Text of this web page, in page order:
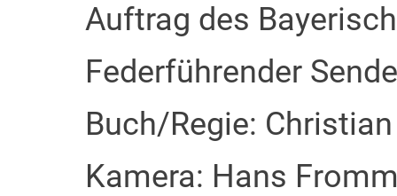
Auftrag des
Federführender
Buch/Regie:
Kamera: Hans